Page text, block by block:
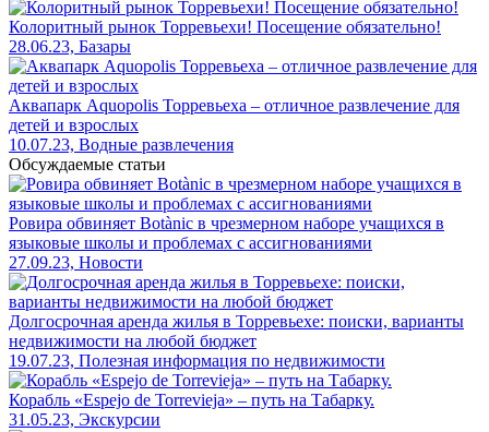
Колоритный рынок Торревьехи! Посещение обязательно!
28.06.23, Базары
Аквапарк Aquopolis Торревьеха – отличное развлечение для
детей и взрослых
10.07.23, Водные развлечения
Обсуждаемые статьи
Ровира обвиняет Botànic в чрезмерном наборе учащихся в
языковые школы и проблемах с ассигнованиями
27.09.23, Новости
Долгосрочная аренда жилья в Торревьехе: поиски, варианты
недвижимости на любой бюджет
19.07.23, Полезная информация по недвижимости
Корабль «Espejo de Torrevieja» – путь на Табарку.
31.05.23, Экскурсии